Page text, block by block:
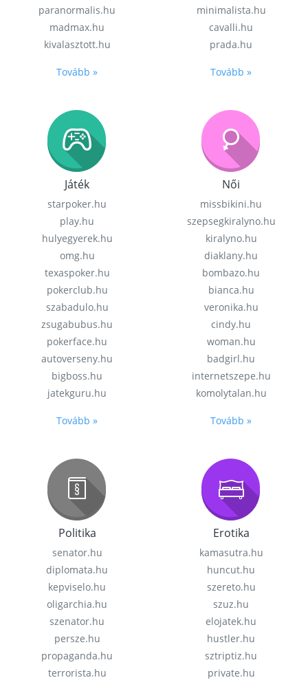
paranormalis.hu
madmax.hu
kivalasztott.hu
Tovább »
minimalista.hu
cavalli.hu
prada.hu
Tovább »
Játék
starpoker.hu
play.hu
hulyegyerek.hu
omg.hu
texaspoker.hu
pokerclub.hu
szabadulo.hu
zsugabubus.hu
pokerface.hu
autoverseny.hu
bigboss.hu
jatekguru.hu
Tovább »
Női
missbikini.hu
szepsegkiralyno.hu
kiralyno.hu
diaklany.hu
bombazo.hu
bianca.hu
veronika.hu
cindy.hu
woman.hu
badgirl.hu
internetszepe.hu
komolytalan.hu
Tovább »
Politika
senator.hu
diplomata.hu
kepviselo.hu
oligarchia.hu
szenator.hu
persze.hu
propaganda.hu
terrorista.hu
Erotika
kamasutra.hu
huncut.hu
szereto.hu
szuz.hu
elojatek.hu
hustler.hu
sztriptiz.hu
private.hu